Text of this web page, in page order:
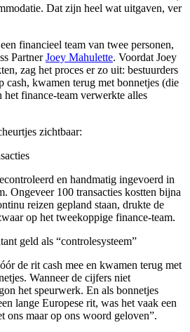
Dat zijn heel wat uitgaven, ver
financieel team van twee personen,
PartnerJoey Mahulette. Voordat Joey
zag het proces er zo uit: bestuurders
cash, kwamen terug met bonnetjes (die
finance-team verwerkte alles
zichtbaar:
en handmatig ingevoerd in
Ongeveer 100 transacties kostten bijna
reizen gepland staan, drukte de
op het tweekoppige finance-team.
geld als “controlesysteem”
de rit cash mee en kwamen terug met
Wanneer de cijfers niet
het speurwerk. En als bonnetjes
lange Europese rit, was het vaak een
ons maar op ons woord geloven”.